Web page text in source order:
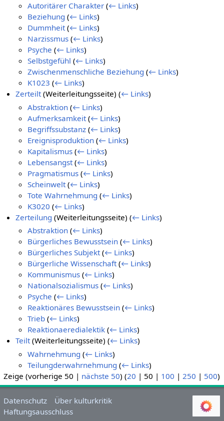
Autoritärer Charakter (← Links)
Beziehung (← Links)
Dummheit (← Links)
Narzissmus (← Links)
Psyche (← Links)
Selbstgefühl (← Links)
Zwischenmenschliche Beziehung (← Links)
K1023 (← Links)
Zerteilt(Weiterleitungsseite)(← Links)
Abstraktion (← Links)
Aufmerksamkeit (← Links)
Begriffssubstanz (← Links)
Ereignisproduktion (← Links)
Kapitalismus (← Links)
Lebensangst (← Links)
Pragmatismus (← Links)
Scheinwelt (← Links)
Tote Wahrnehmung (← Links)
K3020 (← Links)
Zerteilung (Weiterleitungsseite)(← Links)
Abstraktion (← Links)
Bürgerliches Bewusstsein (← Links)
Bürgerliches Subjekt (← Links)
Bürgerliche Wissenschaft (← Links)
Kommunismus (← Links)
Nationalsozialismus (← Links)
Psyche (← Links)
Reaktionäres Bewusstsein (← Links)
Trieb (← Links)
Reaktionaeredialektik (← Links)
Teilt(Weiterleitungsseite)(← Links)
Wahrnehmung (← Links)
Teilungderwahrnehmung (← Links)
Zeige (vorherige 50 | nächste 50) (20 | 50 | 100 | 250 | 500)
Datenschutz
Über kulturkritik
Haftungsausschluss